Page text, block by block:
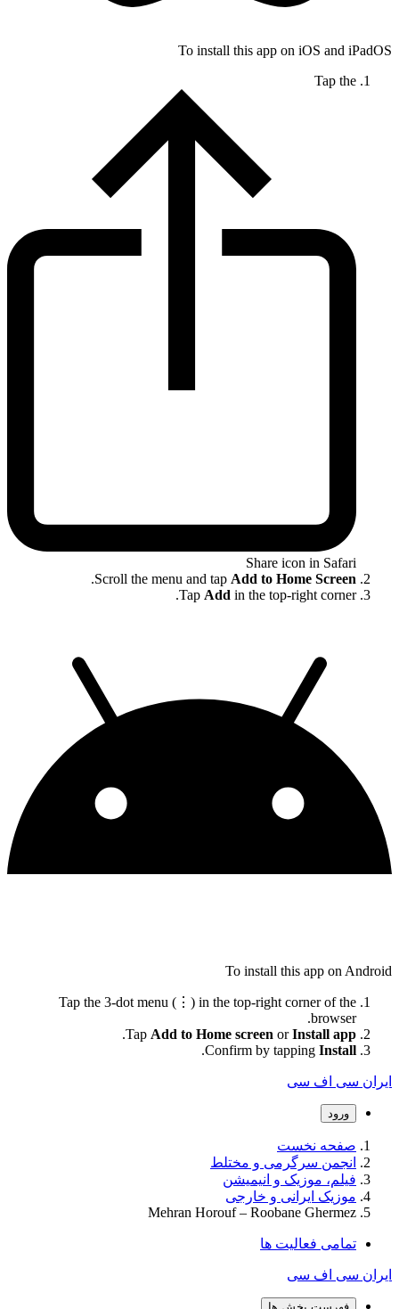
To install this app on iOS and iPadOS
Tap the
Share icon in Safari
Scroll the menu and tap Add to Home Screen
.
Tap Add in the top-right corner.
To install this app on Android
Tap the 3-dot menu (⋮) in the top-right corner of the
browser.
Tap Add to Home screen orInstall app
.
Confirm by tapping Install
.
ایران سی اف سی
ورود
صفحه نخست
انجمن سرگرمی و مختلط
فیلم، موزیک و انیمیشن
موزیک ایرانی و خارجی
Mehran Horouf – Roobane Ghermez
تمامی فعالیت ها
ایران سی اف سی